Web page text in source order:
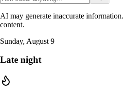
AI may generate inaccurate
content.
Sunday, August 9
Late night